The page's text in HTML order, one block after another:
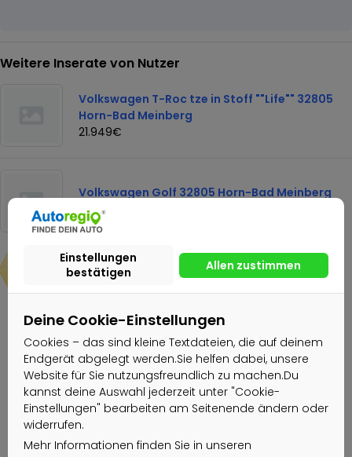
Deine Cookie-Einstellungen
Cookies – das sind kleine Textdateien, die auf deinem
Endgerät abgelegt werden.Sie helfen dabei, unsere
Website für Sie nutzungsfreundlich zu machen.Du
kannst deine Auswahl jederzeit unter "Cookie-
Einstellungen" bearbeiten am Seitenende ändern oder
widerrufen.
Mehr Informationen finden Sie in unseren
Weitere Inserate von Nutzer
Volkswagen T-Roc tze in Stoff ""Life"" 32805
Horn-Bad Meinberg
21.949€
Volkswagen Golf 32805 Horn-Bad Meinberg
21.949€
32.449€
Kurt Stricker GmbH und Co. KG
Gewerblicher Nutzer